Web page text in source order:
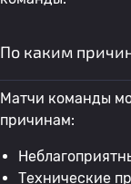
По каким
Матчи команды
причинам:
Технические